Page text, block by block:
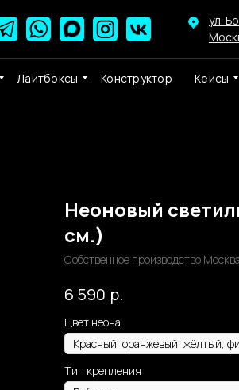
Лайтбоксы Конструктор Кейсы
ул.
Неоновый
см.)
Собственное производство
6 590 р.
Цвет неона
Тип крепления